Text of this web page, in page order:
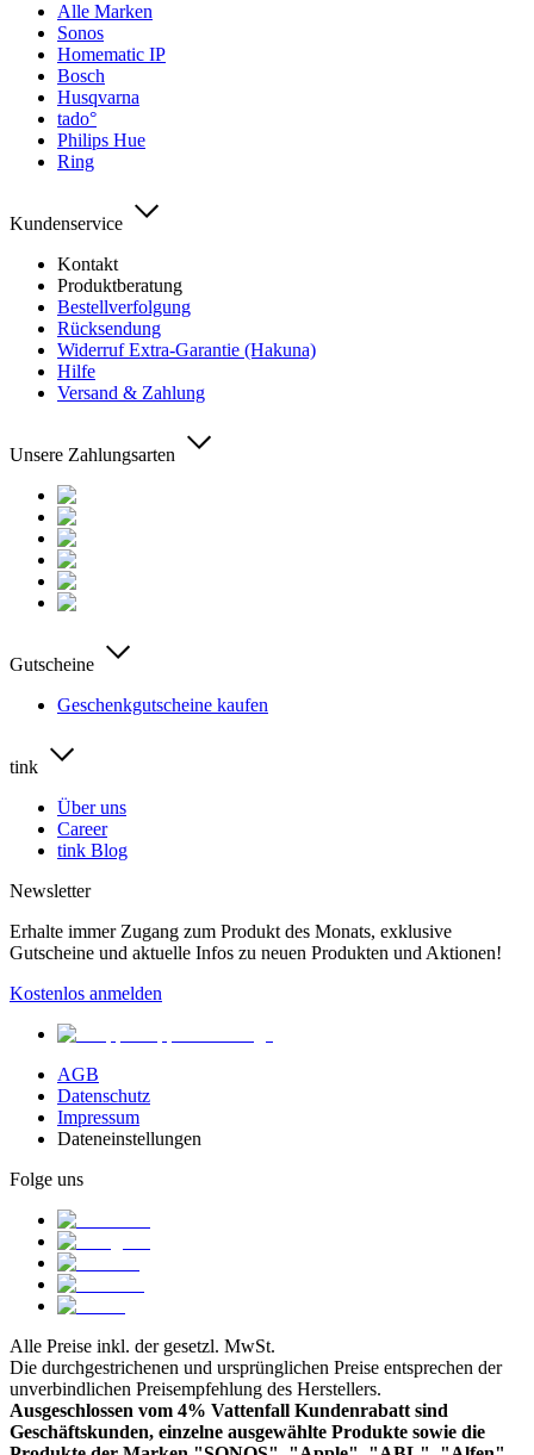
Alle Marken
Sonos
Homematic IP
Bosch
Husqvarna
tado°
Philips Hue
Ring
Kundenservice
Kontakt
Produktberatung
Bestellverfolgung
Rücksendung
Widerruf Extra-Garantie (Hakuna)
Hilfe
Versand & Zahlung
Unsere Zahlungsarten
Gutscheine
Geschenkgutscheine kaufen
tink
Über uns
Career
tink Blog
Newsletter
Erhalte immer Zugang zum Produkt des Monats, exklusive
Gutscheine und aktuelle Infos zu neuen Produkten und Aktionen!
Kostenlos anmelden
AGB
Datenschutz
Impressum
Dateneinstellungen
Folge uns
Alle Preise inkl. der gesetzl. MwSt.
Die durchgestrichenen und ursprünglichen Preise entsprechen der
unverbindlichen Preisempfehlung des Herstellers.
Ausgeschlossen vom 4% Vattenfall Kundenrabatt sind
Geschäftskunden, einzelne ausgewählte Produkte sowie die